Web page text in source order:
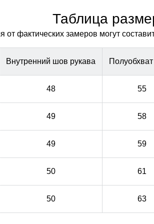
Таблица
от фактических замеров могут
Внутренний шов рукава Полуобхват
48 55
49 58
49 59
50 61
50 63